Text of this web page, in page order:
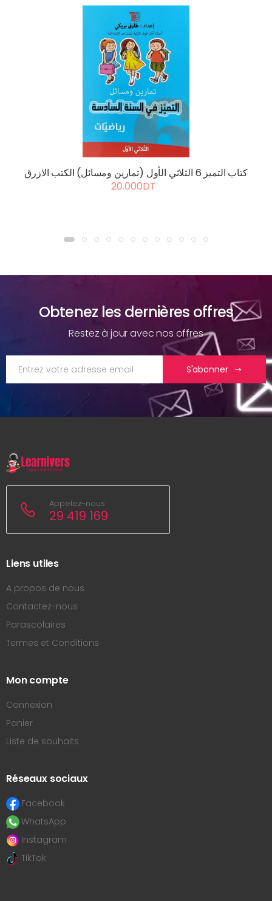
كتاب التميز 6 الثلاثي الأول (تمارين ومسائل) الكتب الازرق
20.000DT
Obtenez les dernières offres
Restez à jour avec nos offres
S'abonner
Appelez-nous
29 419 169
Liens utiles
A propos de nous
Contactez-nous
Parascolaires
Termes et Conditions
Mon compte
Connexion
Panier
Liste de souhaits
Réseaux sociaux
Facebook
WhatsApp
Instagram
TikTok